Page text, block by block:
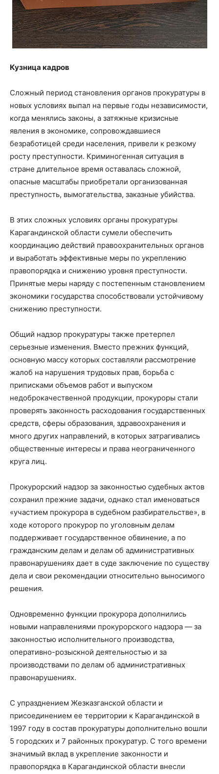
Кузница кадров
Сложный период становления органов прокуратуры в
новых условиях выпал на первые годы независимости,
когда менялись законы, а затяжные кризисные
явления в экономике, сопровождавшиеся
безработицей среди населения, привели к резкому
росту преступности. Криминогенная ситуация в
стране длительное время оставалась сложной,
опасные масштабы приобретали организованная
преступность, вымогательства, заказные убийства.
В этих сложных условиях органы прокуратуры
Карагандинской области сумели обеспечить
координацию действий правоохранительных органов
и выработать эффективные меры по укреплению
правопорядка и снижению уровня преступности.
Принятые меры наряду с постепенным становлением
экономики государства способствовали устойчивому
снижению преступности.
Общий надзор прокуратуры также претерпел
серьезные изменения. Вместо прежних функций,
основную массу которых составляли рассмотрение
жалоб на нарушения трудовых прав, борьба с
приписками объемов работ и выпуском
недоброкачественной продукции, прокуроры стали
проверять законность расходования государственных
средств, сферы образования, здравоохранения и
много других направлений, в которых затрагивались
общественные интересы и права неограниченного
круга лиц.
Прокурорский надзор за законностью судебных актов
сохранил прежние задачи, однако стал именоваться
«участием прокурора в судебном разбирательстве», в
ходе которого прокурор по уголовным делам
поддерживает государственное обвинение, а по
гражданским делам и делам об административных
правонарушениях дает в суде заключение по существу
дела и свои рекомендации относительно выносимого
решения.
Одновременно функции прокурора дополнились
новыми направлениями прокурорского надзора — за
законностью исполнительного производства,
оперативно-розыскной деятельностью и за
производствами по делам об административных
правонарушениях.
С упразднением Жезказганской области и
присоединением ее территории к Карагандинской в
1997 году в состав прокуратуры дополнительно вошли
5 городских и 7 районных прокуратур. С того времени
значимый вклад в укрепление законности и
правопорядка в Карагандинской области внесли